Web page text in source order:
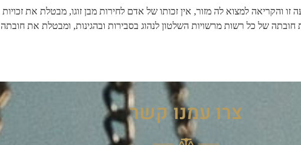
והקריאה למצוא לה מזור, אין זכותו של אדם לחירות מבן זוגו, מבטלת את זכויות
של כל רשות מרשויות השלטון לנהוג בסבירות ובהגינות, ומבטלת את חובתה
צרו עמנו קשר